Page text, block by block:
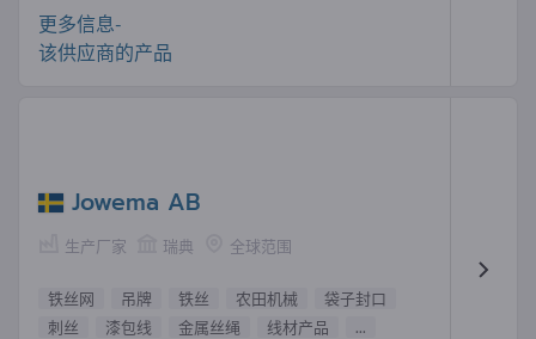
更多信息-
该供应商的产品
Jowema AB
生产厂家 瑞典 全球范围
铁丝网 吊牌 铁丝 农田机械
袋子封口
刺丝
漆包线 金属丝绳 线材产品 ...